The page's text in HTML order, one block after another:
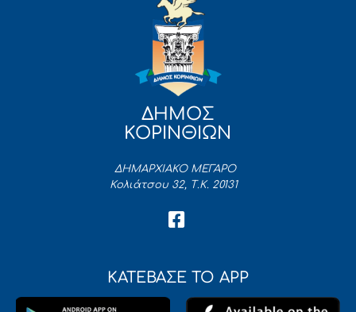
ΔΗΜΟΣ
ΚΟΡΙΝΘΙΩΝ
ΔΗΜΑΡΧΙΑΚΟ ΜΕΓΑΡΟ
Κολιάτσου 32, Τ.Κ. 20131
ΚΑΤΕΒΑΣΕ ΤΟ APP